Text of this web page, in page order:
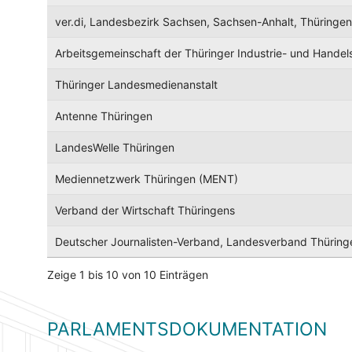
ver.di, Landesbezirk Sachsen, Sachsen-Anhalt, Thüringen
Arbeitsgemeinschaft der Thüringer Industrie- und
Thüringer Landesmedienanstalt
Antenne Thüringen
LandesWelle Thüringen
Mediennetzwerk Thüringen (MENT)
Verband der Wirtschaft Thüringens
Deutscher Journalisten-Verband, Landesverband
Zeige 1 bis 10 von 10 Einträgen
PARLAMENTSDOKUMENTATION